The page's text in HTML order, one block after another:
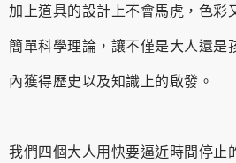
加上道具的設計上不會馬虎，色彩
簡單科學理論，讓不僅是大人還是
內獲得歷史以及知識上的啟發。
我們四個大人用快要逼近時間停止